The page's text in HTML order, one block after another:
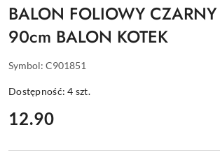
BALON FOLIOWY CZARNY
90cm BALON KOTEK
Symbol: C901851
Dostępność:4 szt.
cena:
12.90